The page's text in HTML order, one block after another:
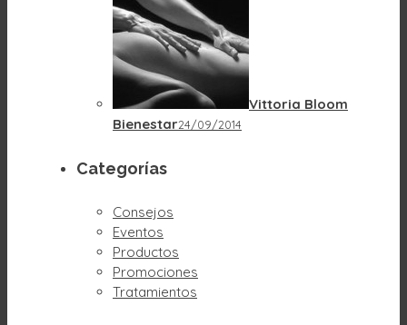
Vittoria Bloom
Bienestar24/09/2014
Categorías
Consejos
Eventos
Productos
Promociones
Tratamientos